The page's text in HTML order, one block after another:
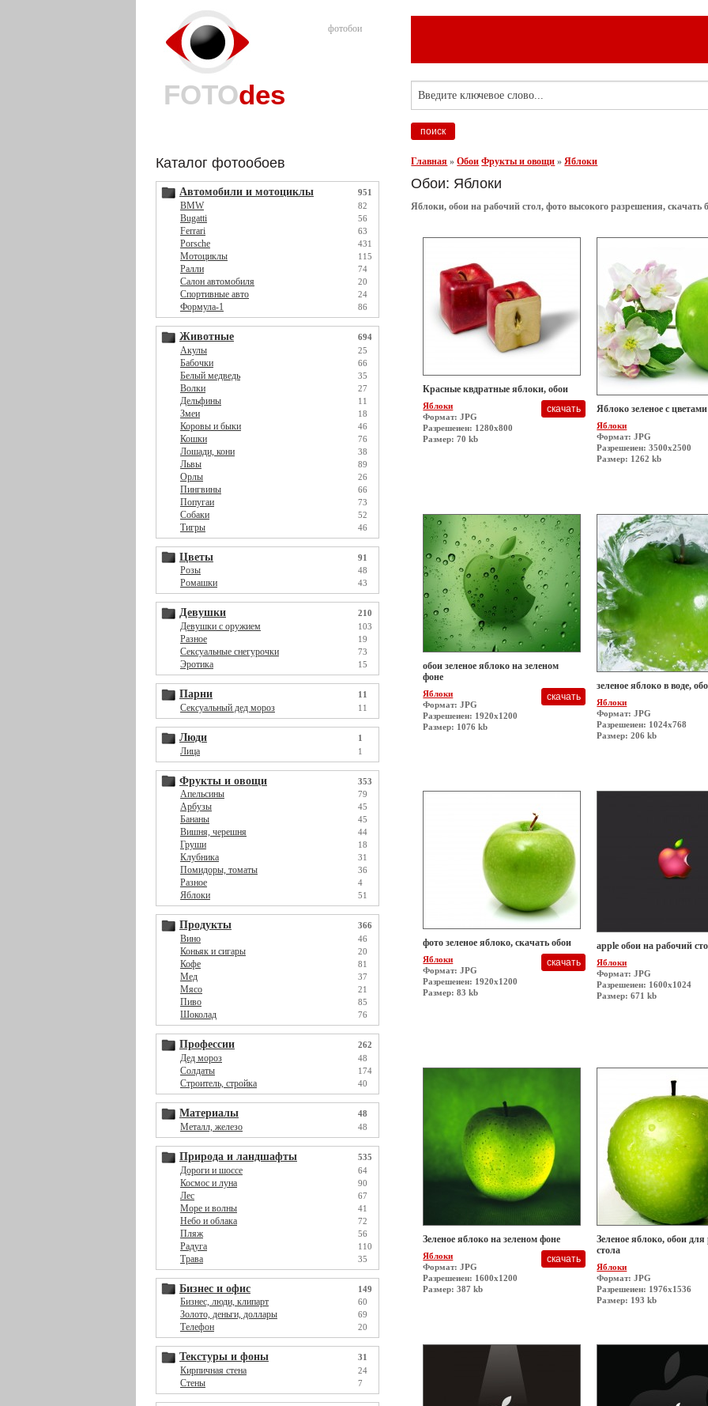
фотобои
FOTOdes
Каталог фотообоев
Автомобили и мотоциклы 951
BMW 82
Bugatti 56
Ferrari 63
Porsche 431
Мотоциклы 115
Ралли 74
Салон автомобиля 20
Спортивные авто 24
Формула-1 86
Животные 694
Акулы 25
Бабочки 66
Белый медведь 35
Волки 27
Дельфины 11
Змеи 18
Коровы и быки 46
Кошки 76
Лошади, кони 38
Львы 89
Орлы 26
Пингвины 66
Попугаи 73
Собаки 52
Тигры 46
Цветы 91
Розы 48
Ромашки 43
Девушки 210
Девушки с оружием 103
Разное 19
Сексуальные снегурочки 73
Эротика 15
Парни 11
Сексуальный дед мороз 11
Люди 1
Лица 1
Фрукты и овощи 353
Апельсины 79
Арбузы 45
Бананы 45
Вишня, черешня 44
Груши 18
Клубника 31
Помидоры, томаты 36
Разное 4
Яблоки 51
Продукты 366
Вино 46
Коньяк и сигары 20
Кофе 81
Мед 37
Мясо 21
Пиво 85
Шоколад 76
Профессии 262
Дед мороз 48
Солдаты 174
Строитель, стройка 40
Материалы 48
Металл, железо 48
Природа и ландшафты 535
Дороги и шоссе 64
Космос и луна 90
Лес 67
Море и волны 41
Небо и облака 72
Пляж 56
Радуга 110
Трава 35
Бизнес и офис 149
Бизнес, люди, клипарт 60
Золото, деньги, доллары 69
Телефон 20
Текстуры и фоны 31
Кирпичная стена 24
Стены 7
Главная »Обои Фрукты и овощи »Яблоки
Обои: Яблоки
Яблоки, обои на рабочий стол, фото высокого разрешения, скачать
Красные квдратные яблоки, обои
Яблоки
Формат: JPG
Разрешеиен: 1280x800
Размер: 70 kb
Яблоко зеленое с
Яблоки
Формат: JPG
Разрешеиен: 3500x2500
Размер: 1262 kb
обои зеленое яблоко на зеленом
фоне
Яблоки
Формат: JPG
Разрешеиен: 1920x1200
Размер: 1076 kb
зеленое яблоко в воде,
Яблоки
Формат: JPG
Разрешеиен: 1024x768
Размер: 206 kb
фото зеленое яблоко, скачать обои
Яблоки
Формат: JPG
Разрешеиен: 1920x1200
Размер: 83 kb
apple обои на рабочий
Яблоки
Формат: JPG
Разрешеиен: 1600x1024
Размер: 671 kb
Зеленое яблоко на зеленом фоне
Яблоки
Формат: JPG
Разрешеиен: 1600x1200
Размер: 387 kb
Зеленое яблоко, обои для
стола
Яблоки
Формат: JPG
Разрешеиен: 1976x1536
Размер: 193 kb